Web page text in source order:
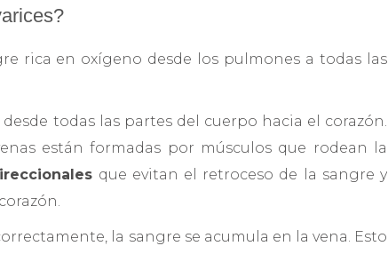
rica en oxígeno desde los pulmones a todas las
todas las partes del cuerpo hacia el corazón.
están formadas por músculos que rodean la
que evitan el retroceso de la sangre y
la sangre se acumula en la vena. Esto